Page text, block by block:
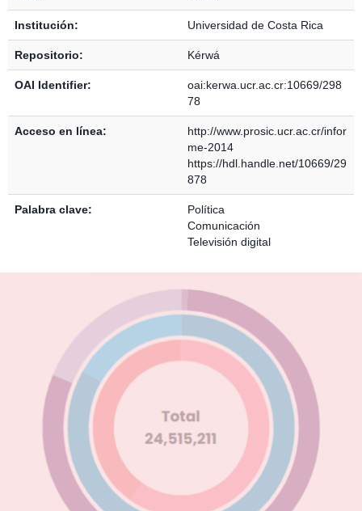
Institución: Universidad de Costa Rica
Repositorio: Kérwá
OAI Identifier:
oai:kerwa.ucr.ac.cr:10669/298
78
Acceso en línea:
http://www.prosic.ucr.ac.cr/infor
me-2014
https://hdl.handle.net/10669/29
878
Palabra clave:
Política
Comunicación
Televisión digital